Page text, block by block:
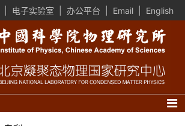
电子实验室 办公平台 Email English